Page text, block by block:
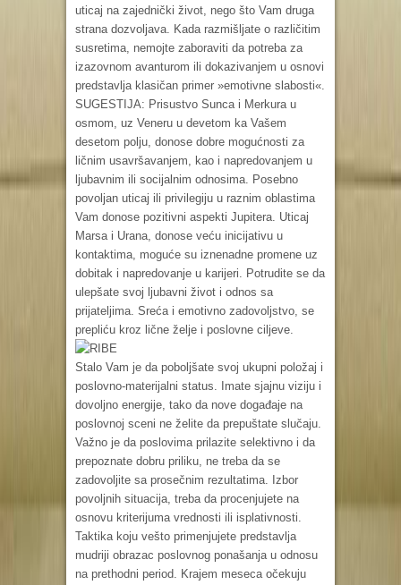
uticaj na zajednički život, nego što Vam druga
strana dozvoljava. Kada razmišljate o različitim
susretima, nemojte zaboraviti da potreba za
izazovnom avanturom ili dokazivanjem u osnovi
predstavlja klasičan primer »emotivne slabosti«.
SUGESTIJA: Prisustvo Sunca i Merkura u
osmom, uz Veneru u devetom ka Vašem
desetom polju, donose dobre mogućnosti za
ličnim usavršavanjem, kao i napredovanjem u
ljubavnim ili socijalnim odnosima. Posebno
povoljan uticaj ili privilegiju u raznim oblastima
Vam donose pozitivni aspekti Jupitera. Uticaj
Marsa i Urana, donose veću inicijativu u
kontaktima, moguće su iznenadne promene uz
dobitak i napredovanje u karijeri. Potrudite se da
ulepšate svoj ljubavni život i odnos sa
prijateljima. Sreća i emotivno zadovoljstvo, se
prepliću kroz lične želje i poslovne ciljeve.
RIBE
Stalo Vam je da poboljšate svoj ukupni položaj i
poslovno-materijalni status. Imate sjajnu viziju i
dovoljno energije, tako da nove događaje na
poslovnoj sceni ne želite da prepuštate slučaju.
Važno je da poslovima prilazite selektivno i da
prepoznate dobru priliku, ne treba da se
zadovoljite sa prosečnim rezultatima. Izbor
povoljnih situacija, treba da procenjujete na
osnovu kriterijuma vrednosti ili isplativnosti.
Taktika koju vešto primenjujete predstavlja
mudriji obrazac poslovnog ponašanja u odnosu
na prethodni period. Krajem meseca očekuju